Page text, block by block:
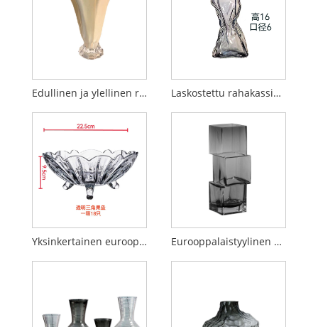
Edullinen ja ylellinen ranskalaistyylinen terälehtilasimaljakko Laskostettu rahakassimaljakko
Yksinkertainen eurooppalaistyylinen kristallikaramelliteline Eurooppalaistyylinen minimalistinen lasimaljakko, jossa on hienostunut, porrastettu muotoilu ja ripaus hillittyä ylellisyyttä.